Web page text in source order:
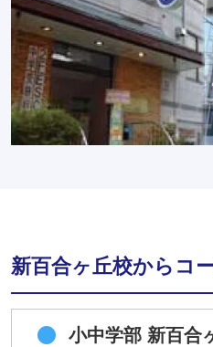
新百合ヶ丘校からコ
小中学部 新百合